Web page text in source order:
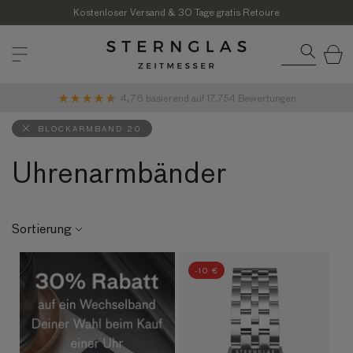
Inhalt
Kostenloser Versand & 30 Tage gratis Retoure
4,76 basierend auf 17.754 Bewertungen
BLOCKARMBAND 20
Uhrenarmbänder
Sortierung
-10 €